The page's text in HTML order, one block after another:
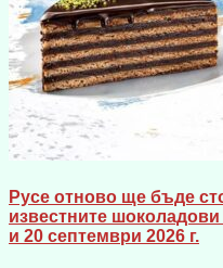
Русе отново ще бъде
известните
и 20 септември 2026 г.